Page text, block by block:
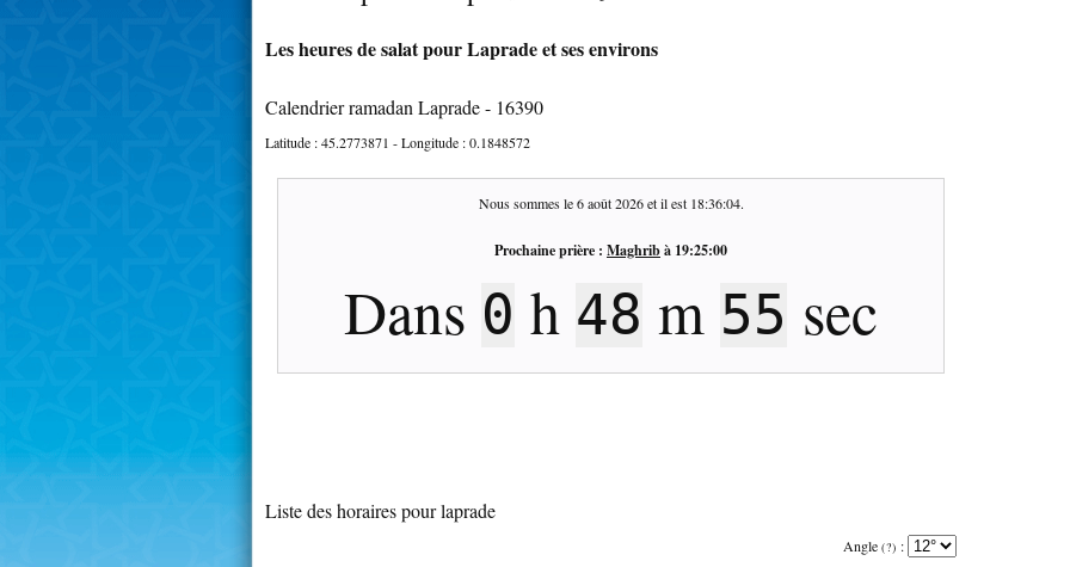
Les heures de salat pour Laprade et ses environs
Calendrier ramadan Laprade - 16390
Latitude :45.2773871 - Longitude :0.1848572
Nous sommes le6 août 2026et il est 18:36:04.
Prochaine prière : Maghribà 19:25:00
Dans 0 h 48 m 55 sec
Liste des horaires pour laprade
Angle (?) :